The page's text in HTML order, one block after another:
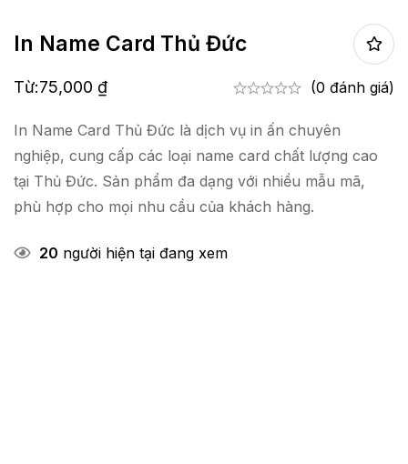
In Name Card Thủ Đức
Từ:75,000 ₫ (0 đánh giá)
In Name Card Thủ Đức là dịch vụ in ấn chuyên
nghiệp, cung cấp các loại name card chất lượng cao
tại Thủ Đức. Sản phẩm đa dạng với nhiều mẫu mã,
phù hợp cho mọi nhu cầu của khách hàng.
20 người hiện tại đang xem